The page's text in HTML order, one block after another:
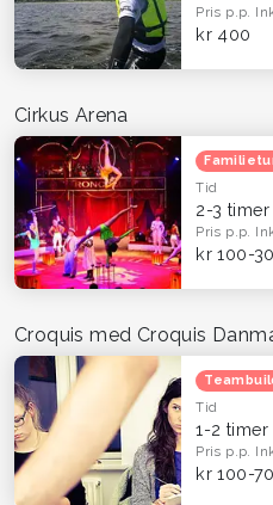
Pris p.p.
kr 400
Cirkus Arena
Tid
2-3 timer
Pris p.p.
kr 100-
Croquis med Croquis
Tid
1-2 timer
Pris p.p.
kr 100-